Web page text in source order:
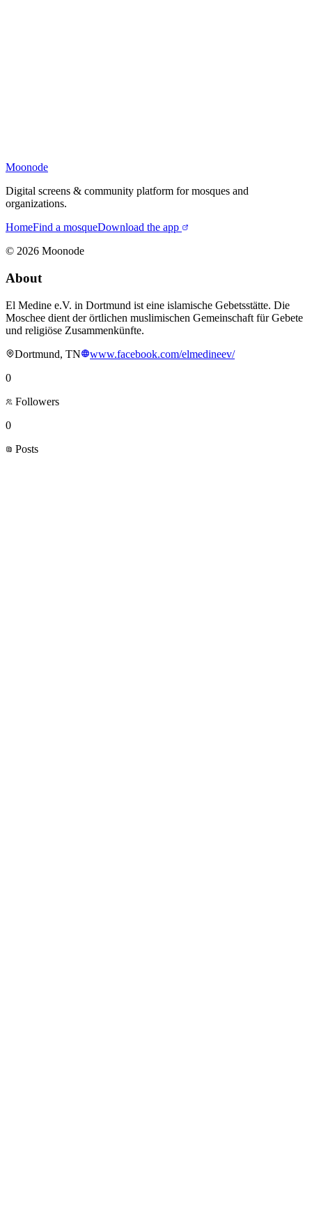
Moonode
Digital screens & community platform for mosques and
organizations.
HomeFind a mosqueDownload the app
© 2026 Moonode
About
El Medine e.V. in Dortmund ist eine islamische Gebetsstätte. Die
Moschee dient der örtlichen muslimischen Gemeinschaft für Gebete
und religiöse Zusammenkünfte.
Dortmund, TN
www.facebook.com/elmedineev/
0
Followers
0
Posts